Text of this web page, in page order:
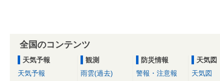
全国のコンテンツ
天気予報
天気予報
観測
雨雲(過去)
防災情報
警報・注意報
天気図
天気図